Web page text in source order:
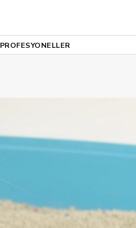
PROFESYONELLER